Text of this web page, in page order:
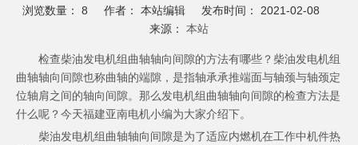
浏览数量： 8 作者： 本站编辑 发布时间： 2021-02-08
来源： 本站
["wechat","weibo","qzone","douban","email"]
检查柴油发电机组曲轴轴向间隙的方法有哪些？柴油发电机组
曲轴轴向间隙也称曲轴的端隙，是指轴承承推端面与轴颈与轴颈定
位轴肩之间的轴向间隙。那么发电机组曲轴轴向间隙的检查方法是
什么呢？今天福建亚南电机小编为大家介绍下。
柴油发电机组曲轴轴向间隙是为了适应内燃机在工作中机件热